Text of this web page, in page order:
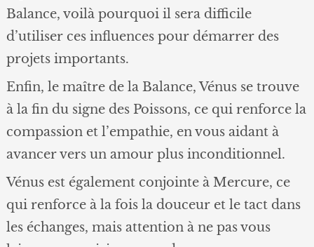
Balance, voilà pourquoi il sera difficile
d’utiliser ces influences pour démarrer des
projets importants.
Enfin, le maître de la Balance, Vénus se trouve
à la fin du signe des Poissons, ce qui renforce la
compassion et l’empathie, en vous aidant à
avancer vers un amour plus inconditionnel.
Vénus est également conjointe à Mercure, ce
qui renforce à la fois la douceur et le tact dans
les échanges, mais attention à ne pas vous